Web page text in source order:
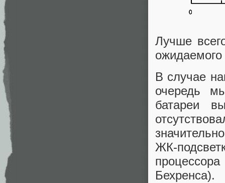
Лучше
ожидаемого
В случае
очередь
батареи
ЖК-
Бехренса).